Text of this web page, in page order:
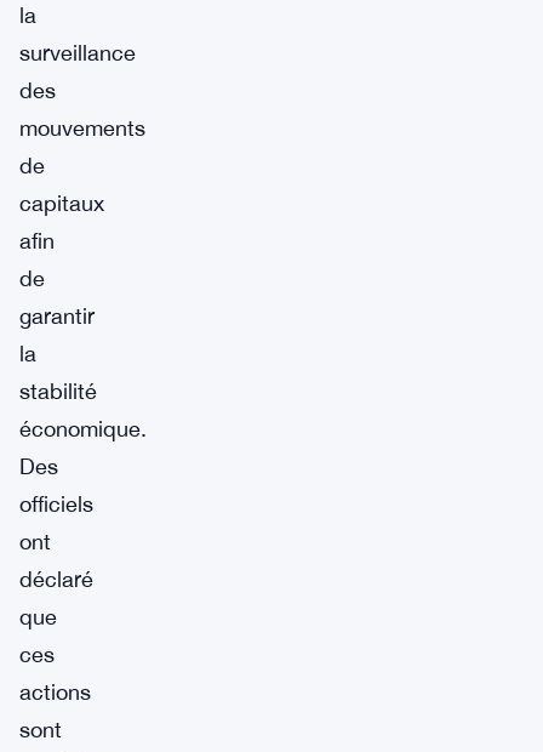
la
surveillance
des
mouvements
de
capitaux
afin
de
garantir
la
stabilité
économique.
Des
officiels
ont
déclaré
que
ces
actions
sont